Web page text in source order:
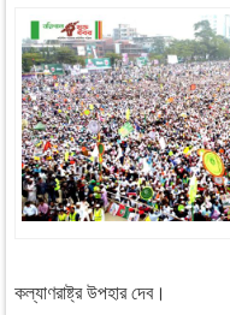
কল্যাণরাষ্ট্র উপহার দেব।